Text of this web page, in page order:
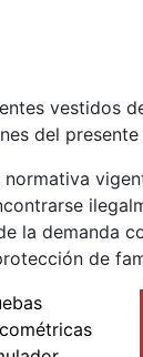
vestidos
del presente
normativa
la demanda
de